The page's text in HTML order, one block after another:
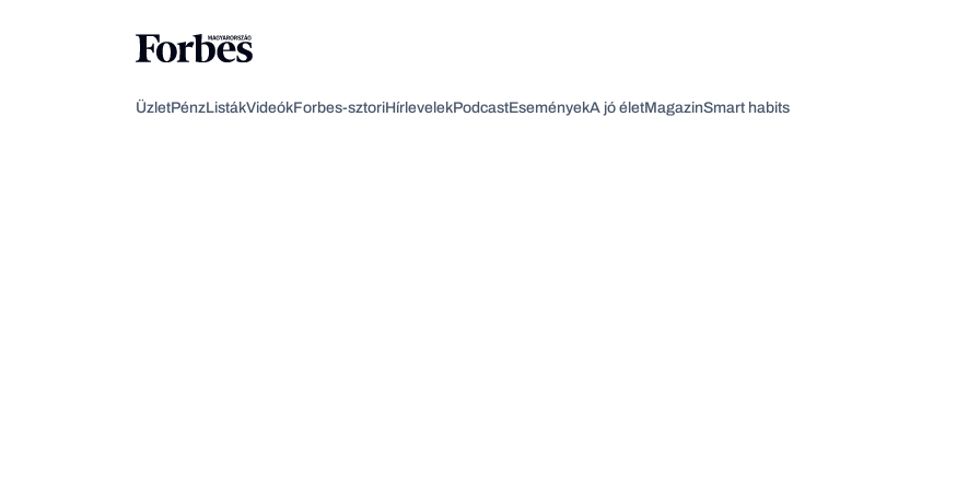
ÜzletPénzListákVideókForbes-sztoriHírlevelekPodcastEseményekA jó életMagazinSmart habits